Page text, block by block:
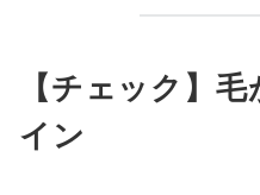
【チェック】
イン